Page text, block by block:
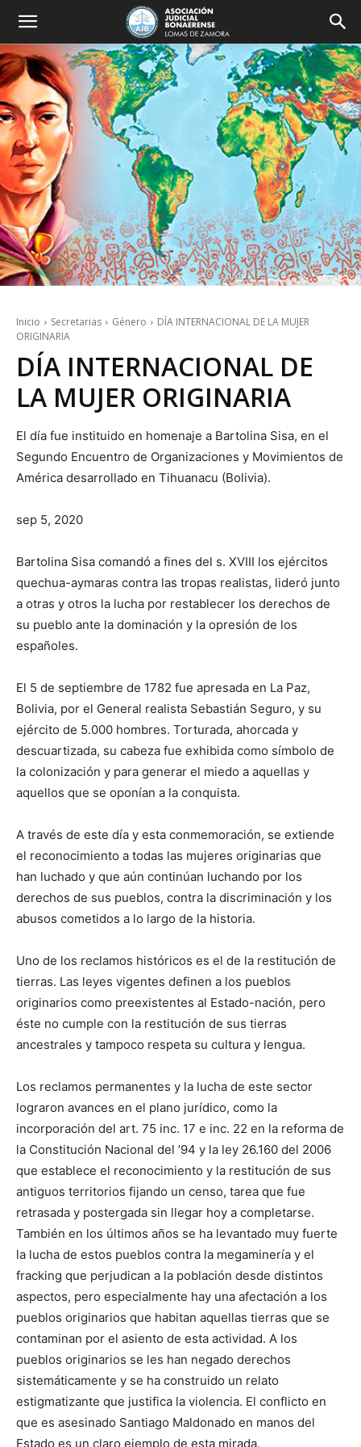
Inicio Secretarias Género
DÍA INTERNACIONAL DE LA MUJER
ORIGINARIA
DÍA INTERNACIONAL DE
LA MUJER ORIGINARIA
El día fue instituido en homenaje a Bartolina Sisa, en el
Segundo Encuentro de Organizaciones y Movimientos de
América desarrollado en Tihuanacu (Bolivia).
sep 5, 2020
Bartolina Sisa comandó a fines del s. XVIII los ejércitos
quechua-aymaras contra las tropas realistas, lideró junto
a otras y otros la lucha por restablecer los derechos de
su pueblo ante la dominación y la opresión de los
españoles.
El 5 de septiembre de 1782 fue apresada en La Paz,
Bolivia, por el General realista Sebastián Seguro, y su
ejército de 5.000 hombres. Torturada, ahorcada y
descuartizada, su cabeza fue exhibida como símbolo de
la colonización y para generar el miedo a aquellas y
aquellos que se oponían a la conquista.
A través de este día y esta conmemoración, se extiende
el reconocimiento a todas las mujeres originarias que
han luchado y que aún continúan luchando por los
derechos de sus pueblos, contra la discriminación y los
abusos cometidos a lo largo de la historia.
Uno de los reclamos históricos es el de la restitución de
tierras. Las leyes vigentes definen a los pueblos
originarios como preexistentes al Estado-nación, pero
éste no cumple con la restitución de sus tierras
ancestrales y tampoco respeta su cultura y lengua.
Los reclamos permanentes y la lucha de este sector
lograron avances en el plano jurídico, como la
incorporación del art. 75 inc. 17 e inc. 22 en la reforma de
la Constitución Nacional del ’94 y la ley 26.160 del 2006
que establece el reconocimiento y la restitución de sus
antiguos territorios fijando un censo, tarea que fue
retrasada y postergada sin llegar hoy a completarse.
También en los últimos años se ha levantado muy fuerte
la lucha de estos pueblos contra la megaminería y el
fracking que perjudican a la población desde distintos
aspectos, pero especialmente hay una afectación a los
pueblos originarios que habitan aquellas tierras que se
contaminan por el asiento de esta actividad. A los
pueblos originarios se les han negado derechos
sistemáticamente y se ha construido un relato
estigmatizante que justifica la violencia. El conflicto en
que es asesinado Santiago Maldonado en manos del
Estado es un claro ejemplo de esta mirada.